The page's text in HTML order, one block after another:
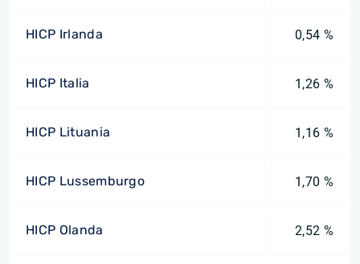
HICP Irlanda 0,54 %
HICP Italia 1,26 %
HICP Lituania 1,16 %
HICP Lussemburgo 1,70 %
HICP Olanda 2,52 %